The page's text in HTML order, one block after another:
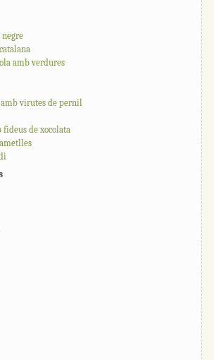
negre
amb verdures
amb virutes de pernil
fideus de xocolata